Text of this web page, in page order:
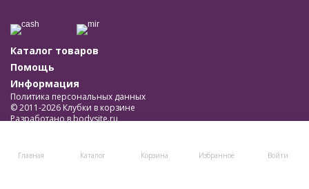
Главная Каталог Корзина Избранное Войти
Каталог товаров
Помощь
Информация
Политика персональных данных
© 2011-2026 Клубки в корзине
Разработано вbodysite.ru